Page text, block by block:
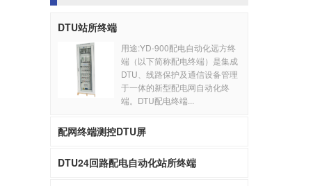
DTU站所终端
用途:YD-900配电自动化远方终
端（以下简称配电终端）是集成
DTU、线路保护及通信设备管理
于一体的新型配电网自动化终
端。DTU配电终端...
配网终端测控DTU屏
DTU24回路配电自动化站所终端